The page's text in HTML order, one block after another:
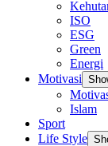
ISO
ESG
Green
Energi
Motivasi
Islam
Sport
Life Style